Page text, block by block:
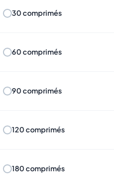
30 comprimés
60 comprimés
90 comprimés
120 comprimés
180 comprimés